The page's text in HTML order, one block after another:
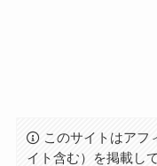
このサイトはアフ
イト含む）を掲載し